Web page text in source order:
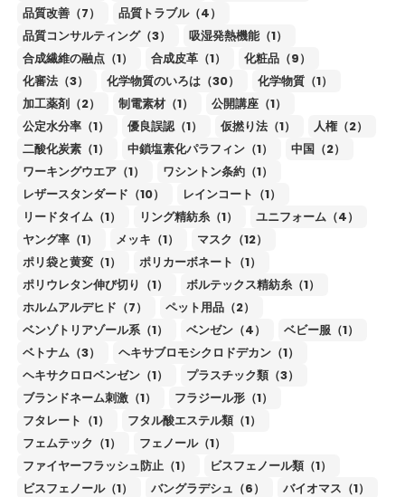
品質改善（7）
品質トラブル（4）
品質コンサルティング（3）
吸湿発熱機能（1）
合成繊維の融点（1）
合成皮革（1）
化粧品（9）
化審法（3）
化学物質のいろは（30）
化学物質（1）
加工薬剤（2）
制電素材（1）
公開講座（1）
公定水分率（1）
優良誤認（1） 仮撚り法（1）
人権（2）
二酸化炭素（1）
中鎖塩素化パラフィン（1）
中国（2）
ワーキングウエア（1）
ワシントン条約（1）
レザースタンダード（10）
レインコート（1）
リードタイム（1）
リング精紡糸（1）
ユニフォーム（4）
ヤング率（1）
メッキ（1）
マスク（12）
ポリ袋と黄変（1）
ポリカーボネート（1）
ポリウレタン伸び切り（1）
ボルテックス精紡糸（1）
ホルムアルデヒド（7）
ペット用品（2）
ベンゾトリアゾール系（1）
ベンゼン（4）
ベビー服（1）
ベトナム（3）
ヘキサブロモシクロドデカン（1）
ヘキサクロロベンゼン（1）
プラスチック類（3）
ブランドネーム刺激（1）
フラジール形（1）
フタレート（1）
フタル酸エステル類（1）
フェムテック（1）
フェノール（1）
ファイヤーフラッシュ防止（1）
ビスフェノール類（1）
ビスフェノール（1）
バングラデシュ（6） バイオマス（1）